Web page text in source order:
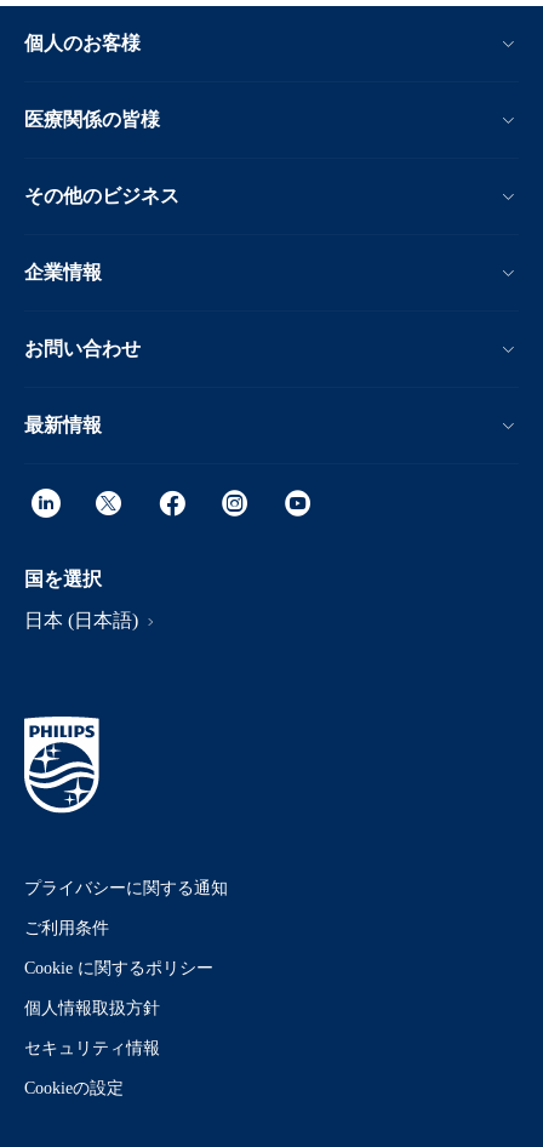
個人のお客様
医療関係の皆様
その他のビジネス
企業情報
お問い合わせ
最新情報
国を選択
日本 (日本語)
プライバシーに関する通知
ご利用条件
Cookie に関するポリシー
個人情報取扱方針
セキュリティ情報
Cookieの設定